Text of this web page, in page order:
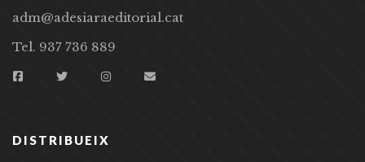
adm@adesiaraeditorial.cat
Tel. 937 736 889
DISTRIBUEIX